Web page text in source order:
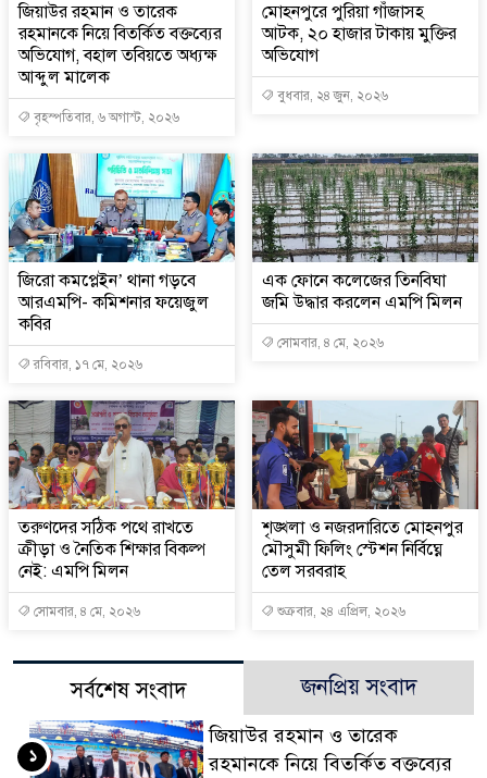
জিয়াউর রহমান ও তারেক
রহমানকে নিয়ে বিতর্কিত বক্তব্যের
অভিযোগ, বহাল তবিয়তে অধ্যক্ষ
আব্দুল মালেক
বৃহস্পতিবার, ৬ অগাস্ট, ২০২৬
মোহনপুরে পুরিয়া গাঁজাসহ
আটক, ২০ হাজার টাকায় মুক্তির
অভিযোগ
বুধবার, ২৪ জুন, ২০২৬
জিরো কমপ্লেইন’ থানা গড়বে
আরএমপি- কমিশনার ফয়েজুল
কবির
রবিবার, ১৭ মে, ২০২৬
এক ফোনে কলেজের তিনবিঘা
জমি উদ্ধার করলেন এমপি মিলন
সোমবার, ৪ মে, ২০২৬
তরুণদের সঠিক পথে রাখতে
ক্রীড়া ও নৈতিক শিক্ষার বিকল্প
নেই: এমপি মিলন
সোমবার, ৪ মে, ২০২৬
শৃঙ্খলা ও নজরদারিতে মোহনপুর
মৌসুমী ফিলিং স্টেশন নির্বিঘ্নে
তেল সরবরাহ
শুক্রবার, ২৪ এপ্রিল, ২০২৬
সর্বশেষ সংবাদ জনপ্রিয় সংবাদ
জিয়াউর রহমান ও তারেক
রহমানকে নিয়ে বিতর্কিত বক্তব্যের
১